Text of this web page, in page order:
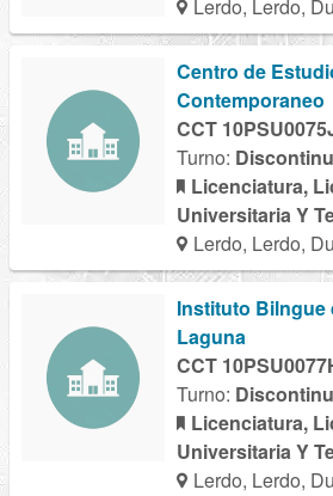
Lerdo, Lerdo,
Centro de
Contemporaneo
CCT
Turno:
Licenciatura,
Universitaria Y
Lerdo, Lerdo,
Instituto Bilngue
Laguna
CCT
Turno:
Licenciatura,
Universitaria Y
Lerdo, Lerdo,